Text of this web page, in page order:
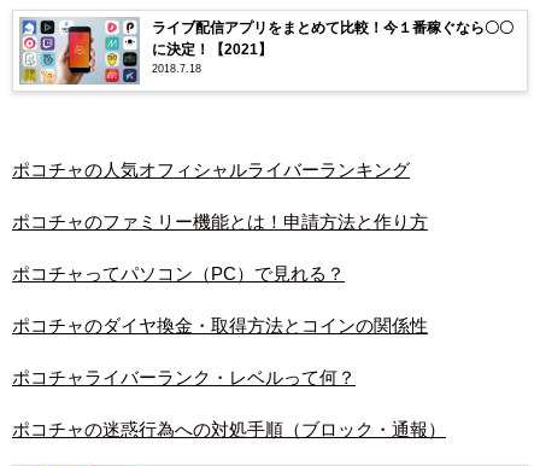
ライブ配信アプリをまとめて比較！今１番稼ぐなら〇〇
に決定！【2021】
2018.7.18
ポコチャの人気オフィシャルライバーランキング
ポコチャのファミリー機能とは！申請方法と作り方
ポコチャってパソコン（PC）で見れる？
ポコチャのダイヤ換金・取得方法とコインの関係性
ポコチャライバーランク・レベルって何？
ポコチャの迷惑行為への対処手順（ブロック・通報）